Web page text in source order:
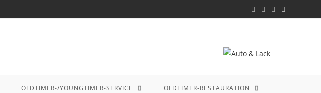
OLDTIMER-/YOUNGTIMER-SERVICE OLDTIMER-RESTAURATION